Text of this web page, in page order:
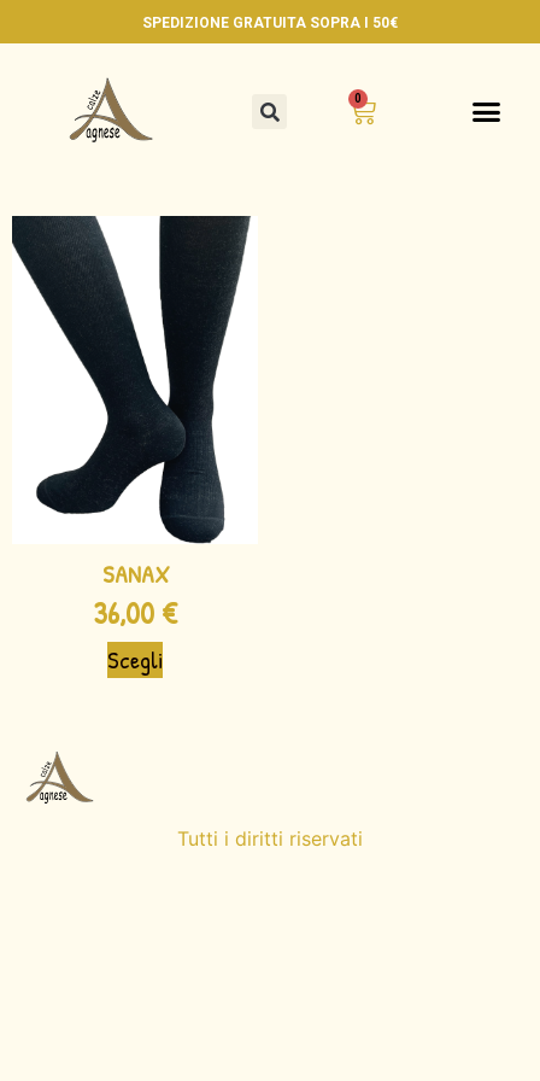
SPEDIZIONE GRATUITA SOPRA I 50€
0
SANAX
36,00 €
Scegli
Tutti i diritti riservati